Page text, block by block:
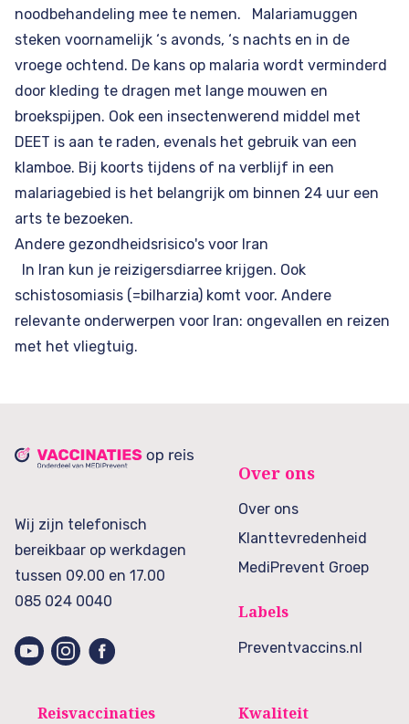
noodbehandeling mee te nemen. Malariamuggen
steken voornamelijk ‘s avonds, ‘s nachts en in de
vroege ochtend. De kans op malaria wordt verminderd
door kleding te dragen met lange mouwen en
broekspijpen. Ook een insectenwerend middel met
DEET is aan te raden, evenals het gebruik van een
klamboe. Bij koorts tijdens of na verblijf in een
malariagebied is het belangrijk om binnen 24 uur een
arts te bezoeken.
Andere gezondheidsrisico's voor Iran
In Iran kun je reizigersdiarree krijgen. Ook
schistosomiasis (=bilharzia) komt voor. Andere
relevante onderwerpen voor Iran: ongevallen en reizen
met het vliegtuig.
Wij zijn telefonisch
bereikbaar op werkdagen
tussen 09.00 en 17.00
085 024 0040
Over ons
Over ons
Klanttevredenheid
MediPrevent Groep
Labels
Preventvaccins.nl
Reisvaccinaties Kwaliteit